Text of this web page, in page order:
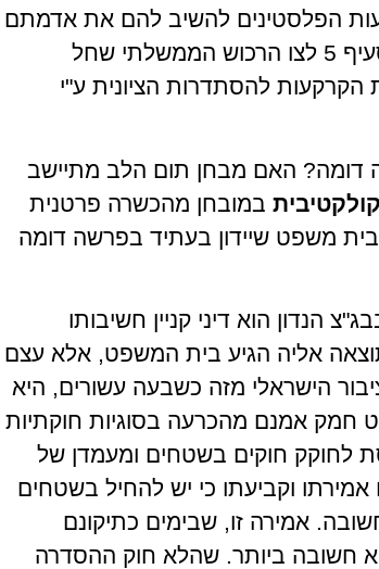
הפלסטינים להשיב להם את אדמתם
בהחילו את תקנת השוק שבסעיף 5 לצו הרכוש הממשלתי שחל
להסתדרות הציונית ע"י
דומה? האם מבחן תום הלב מתיישב
קולקטיבית במובחן מהכשרה פרטנית
משפט שיידון בעתיד בפרשה דומה
הנדון הוא דיני קניין חשיבותו
אליה הגיע בית המשפט, אלא עצם
הישראלי מזה כשבעה עשורים, היא
חמק אמנם מהכרעה בסוגיות חוקתיות
לחוקק חוקים בשטחים ומעמדן של
וקביעתו כי יש להחיל בשטחים
אמירה זו, שבימים כתיקונם
חשובה ביותר. שהלא חוק ההסדרה